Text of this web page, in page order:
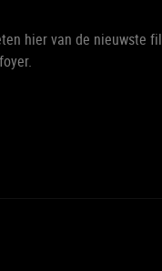
hier van de nieuwste